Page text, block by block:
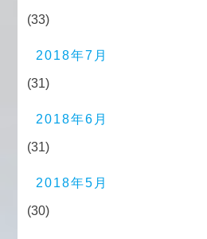
(33)
2018年7月
(31)
2018年6月
(31)
2018年5月
(30)